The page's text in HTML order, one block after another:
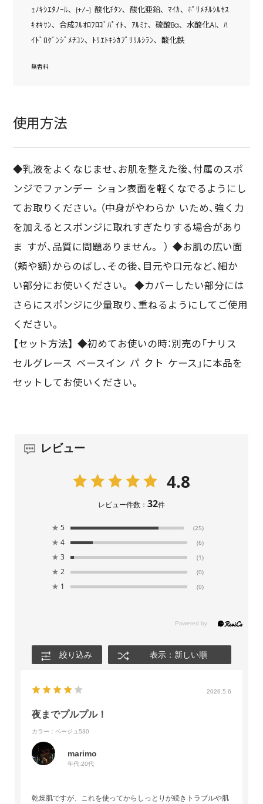
ｪﾉｷｼｴﾀﾉｰﾙ､ (+/-) 酸化ﾁﾀﾝ､ 酸化亜鉛､ ﾏｲｶ､ ﾎﾟﾘﾒﾁﾙｼﾙｾｽ
ｷｵｷｻﾝ､ 合成ﾌﾙｵﾛﾌﾛｺﾞﾊﾟｲﾄ､ ｱﾙﾐﾅ､ 硫酸Ba､ 水酸化Al､ ﾊ
ｲﾄﾞﾛｹﾞﾝｼﾞﾒﾁｺﾝ､ ﾄﾘｴﾄｷｼｶﾌﾟﾘﾘﾙｼﾗﾝ､ 酸化鉄
無香料
使用方法
◆乳液をよくなじませ、お肌を整えた後、付属のスポ
ンジでファンデー ション表面を軽くなでるようにし
てお取りください。（中身がやわらか いため、強く力
を加えるとスポンジに取れすぎたりする場合があり
ま すが、品質に問題ありません。 ） ◆お肌の広い面
（頬や額）からのばし、その後、目元や口元など、細か
い部分にお使いください。 ◆カバーしたい部分には
さらにスポンジに少量取り、重ねるようにしてご使用
ください。
【セット方法】 ◆初めてお使いの時：別売の「ナリス
セルグレース ベースイン パ クト ケース」に本品を
セットしてお使いください。
レビュー
4.8
レビュー件数： 32件
★ 5 (25)
★ 4 (6)
★ 3 (1)
★ 2 (0)
★ 1 (0)
絞り込み 表示：新しい順
2026.5.6
夜までプルプル！
カラー：ベージュ530
marimo
年代:20代
乾燥肌ですが、これを使ってからしっとりが続きトラブルや肌